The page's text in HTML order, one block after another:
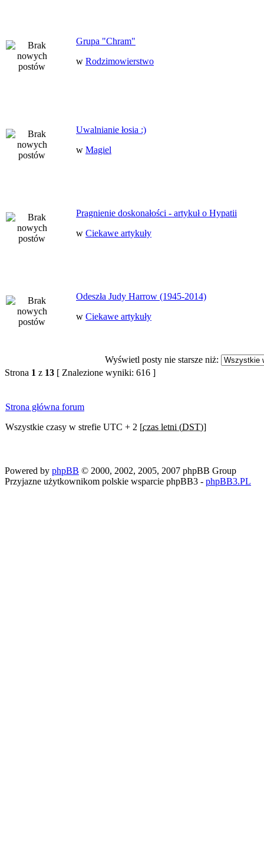
Grupa "Chram"
w Rodzimowierstwo
Uwalnianie łosia :)
w Magiel
Pragnienie doskonałości - artykuł o Hypatii
w Ciekawe artykuły
Odeszła Judy Harrow (1945-2014)
w Ciekawe artykuły
Wyświetl posty nie starsze niż:
Strona 1 z 13 [ Znalezione wyniki: 616 ]
Strona główna forum
Wszystkie czasy w strefie UTC + 2 [czas letni (DST)]
Powered by phpBB © 2000, 2002, 2005, 2007 phpBB Group
Przyjazne użytkownikom polskie wsparcie phpBB3 - phpBB3.PL